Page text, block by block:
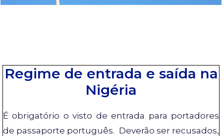
Regime de entrada e saída na
Nigéria
É obrigatório o visto de entrada para portadores
de passaporte português. Deverão ser recusados,